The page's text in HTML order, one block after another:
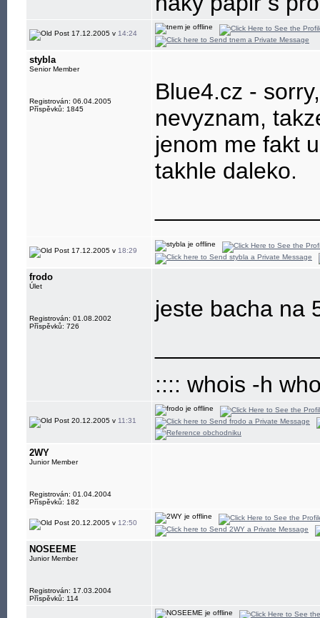
17.12.2005 v 14:24
stybla
Senior Member
Registrován: 06.04.2005
Příspěvků: 1845
Blue4.cz -
nevyznam,
jenom me fakt
takhle daleko.
17.12.2005 v 18:29
frodo
Úlet
Registrován: 01.08.2002
Příspěvků: 726
jeste bacha na
:::: whois -h
20.12.2005 v 11:31
2WY
Junior Member
Registrován: 01.04.2004
Příspěvků: 182
20.12.2005 v 12:50
NOSEEME
Junior Member
Registrován: 17.03.2004
Příspěvků: 114